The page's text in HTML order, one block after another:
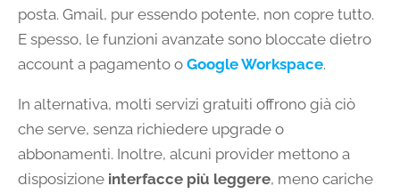
posta. Gmail, pur essendo potente, non copre tutto.
E spesso, le funzioni avanzate sono bloccate dietro
account a pagamento o Google Workspace.
In alternativa, molti servizi gratuiti offrono già ciò
che serve, senza richiedere upgrade o
abbonamenti. Inoltre, alcuni provider mettono a
disposizione interfacce più leggere, meno cariche